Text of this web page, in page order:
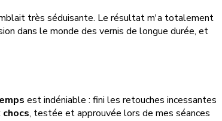
très séduisante. Le résultat m'a totalement
dans le monde des vernis de longue durée, et
est indéniable : fini les retouches incessantes
, testée et approuvée lors de mes séances